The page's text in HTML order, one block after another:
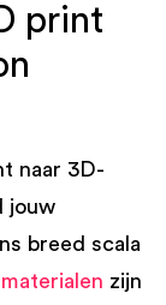
print
naar 3D-
jouw
breed scala
zijn